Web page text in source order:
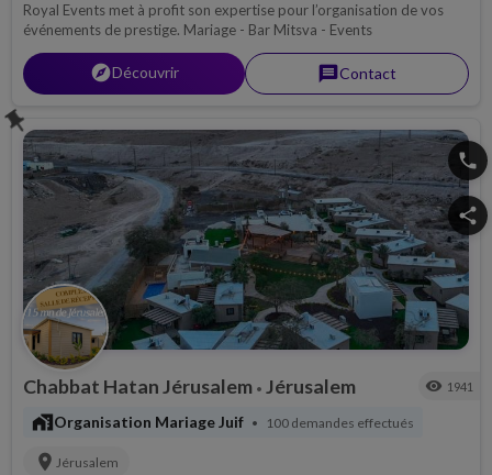
Royal Events met à profit son expertise pour l’organisation de vos
événements de prestige. Mariage - Bar Mitsva - Events
explorerDécouvrir messageContact
phone
share
Chabbat Hatan Jérusalem • Jérusalem visibility 1941
maps_home_work Organisation Mariage Juif • 100 demandes effectués
location_on Jérusalem